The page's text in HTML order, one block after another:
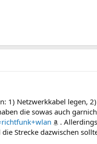
1) Netzwerkkabel legen,
die sowas auch
.
Strecke dazwischen